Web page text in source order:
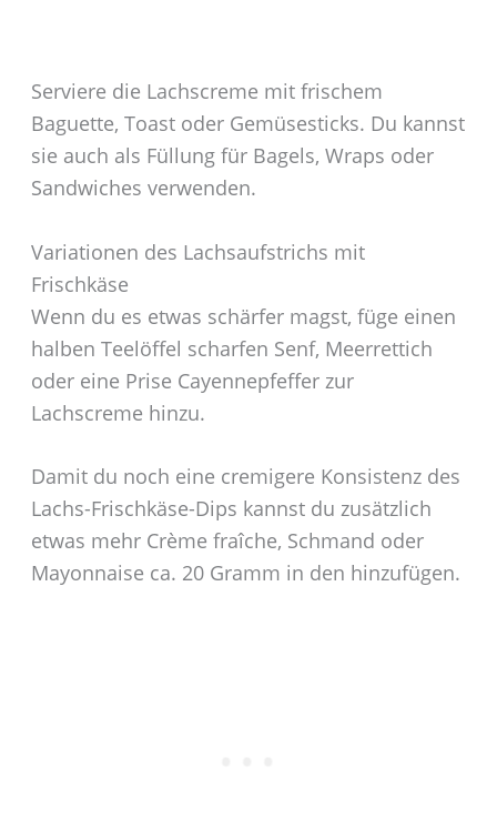
Serviere die Lachscreme mit frischem
Baguette, Toast oder Gemüsesticks. Du kannst
sie auch als Füllung für Bagels, Wraps oder
Sandwiches verwenden.
Variationen des Lachsaufstrichs mit
Frischkäse
Wenn du es etwas schärfer magst, füge einen
halben Teelöffel scharfen Senf, Meerrettich
oder eine Prise Cayennepfeffer zur
Lachscreme hinzu.
Damit du noch eine cremigere Konsistenz des
Lachs-Frischkäse-Dips kannst du zusätzlich
etwas mehr Crème fraîche, Schmand oder
Mayonnaise ca. 20 Gramm in den hinzufügen.